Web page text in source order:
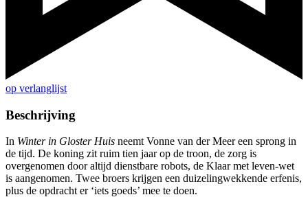
op verlanglijst
Beschrijving
In Winter in Gloster Huis neemt Vonne van der Meer een sprong in
de tijd. De koning zit ruim tien jaar op de troon, de zorg is
overgenomen door altijd dienstbare robots, de Klaar met leven-wet
is aangenomen. Twee broers krijgen een duizelingwekkende erfenis,
plus de opdracht er ‘iets goeds’ mee te doen.